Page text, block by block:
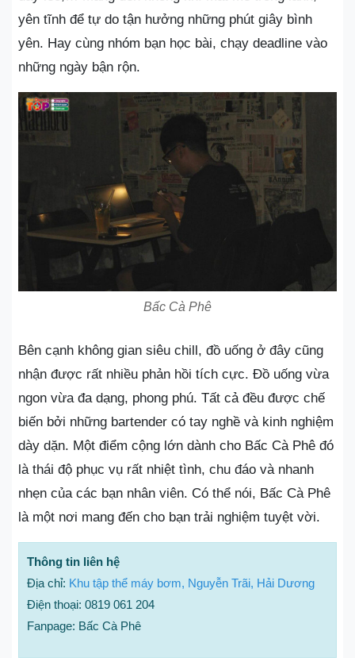
yên tĩnh để tự do tận hưởng những phút giây bình
yên. Hay cùng nhóm bạn học bài, chạy deadline vào
những ngày bận rộn.
Bấc Cà Phê
Bên cạnh không gian siêu chill, đồ uống ở đây cũng
nhận được rất nhiều phản hồi tích cực. Đồ uống vừa
ngon vừa đa dạng, phong phú. Tất cả đều được chế
biến bởi những bartender có tay nghề và kinh nghiệm
dày dặn. Một điểm cộng lớn dành cho Bấc Cà Phê đó
là thái độ phục vụ rất nhiệt tình, chu đáo và nhanh
nhẹn của các bạn nhân viên. Có thể nói, Bấc Cà Phê
là một nơi mang đến cho bạn trải nghiệm tuyệt vời.
Thông tin liên hệ
Địa chỉ: Khu tập thể máy bơm, Nguyễn Trãi, Hải Dương
Điện thoại: 0819 061 204
Fanpage: Bấc Cà Phê